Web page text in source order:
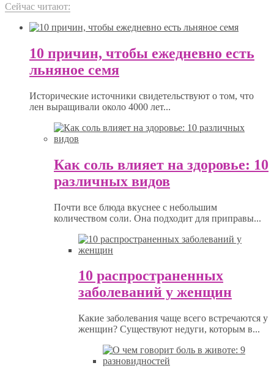
Сейчас читают:
10 причин, чтобы ежедневно есть
льняное семя
Исторические источники свидетельствуют о том, что
лен выращивали около 4000 лет...
Как соль влияет на здоровье: 10
различных видов
Почти все блюда вкуснее с небольшим
количеством соли. Она подходит для приправы...
10 распространенных
заболеваний у женщин
Какие заболевания чаще всего встречаются у
женщин? Существуют недуги, которым в...